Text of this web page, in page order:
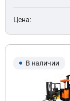
Цена:
В наличии